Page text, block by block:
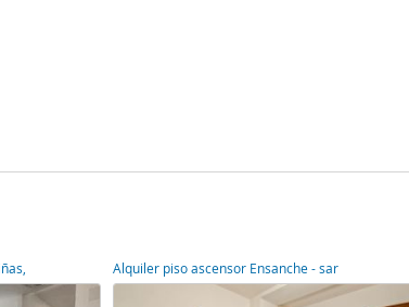
Alquiler piso ascensor Ensanche - sar